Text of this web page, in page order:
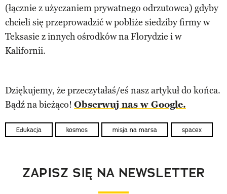
(łącznie z użyczaniem prywatnego odrzutowca) gdyby
chcieli się przeprowadzić w pobliże siedziby firmy w
Teksasie z innych ośrodków na Florydzie i w
Kalifornii.
Dziękujemy, że przeczytałaś/eś nasz artykuł do końca.
Bądź na bieżąco! Obserwuj nas w Google.
Edukacja kosmos misja na marsa spacex
ZAPISZ SIĘ NA NEWSLETTER